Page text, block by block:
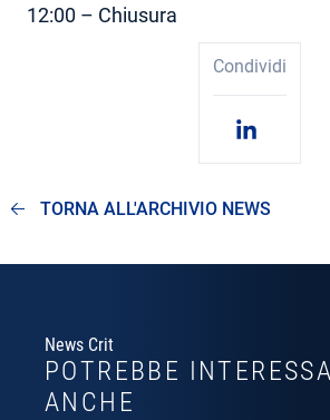
12:00 – Chiusura
Condividi
TORNA ALL'ARCHIVIO NEWS
News Crit
POTREBBE
ANCHE